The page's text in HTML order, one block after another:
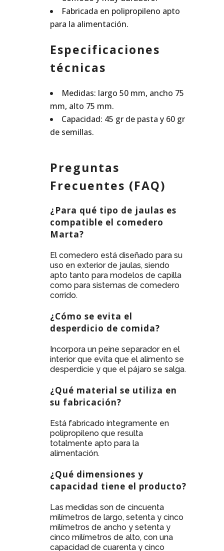
Fabricada en polipropileno apto
para la alimentación.
Especificaciones
técnicas
Medidas: largo 50 mm, ancho 75
mm, alto 75 mm.
Capacidad: 45 gr de pasta y 60 gr
de semillas.
Preguntas
Frecuentes (FAQ)
¿Para qué tipo de jaulas es
compatible el comedero
Marta?
El comedero está diseñado para su
uso en exterior de jaulas, siendo
apto tanto para modelos de capilla
como para sistemas de comedero
corrido.
¿Cómo se evita el
desperdicio de comida?
Incorpora un peine separador en el
interior que evita que el alimento se
desperdicie y que el pájaro se salga.
¿Qué material se utiliza en
su fabricación?
Está fabricado íntegramente en
polipropileno que resulta
totalmente apto para la
alimentación.
¿Qué dimensiones y
capacidad tiene el producto?
Las medidas son de cincuenta
milímetros de largo, setenta y cinco
milímetros de ancho y setenta y
cinco milímetros de alto, con una
capacidad de cuarenta y cinco